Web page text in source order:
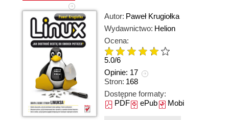
Autor: Paweł Krugiołka
Wydawnictwo: Helion
Ocena:
5.0/6
Opinie: 17
Stron: 168
Dostępne formaty:
PDFePubMobi